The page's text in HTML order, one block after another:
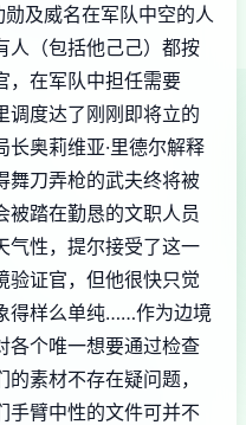
及威名在军队中空的人
人（包括他己己）都按
，在军队中担任需要
调度达了刚刚即将立的
奥莉维亚·里德尔解释
舞刀弄枪的武夫终将被
被踏在勤恳的文职人员
气性，提尔接受了这一
验证官，但他很快只觉
得样么单纯……作为边境
各个唯一想要通过检查
素材不存在疑问题，
手臂中性的文件可并不